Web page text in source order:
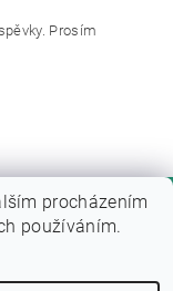
Prosím
procházením
používáním.